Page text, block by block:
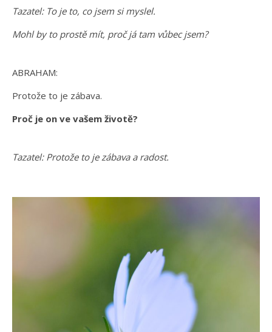
Tazatel: To je to, co jsem si myslel.
Mohl by to prostě mít, proč já tam vůbec jsem?
ABRAHAM:
Protože to je zábava.
Proč je on ve vašem životě?
Tazatel: Protože to je zábava a radost.